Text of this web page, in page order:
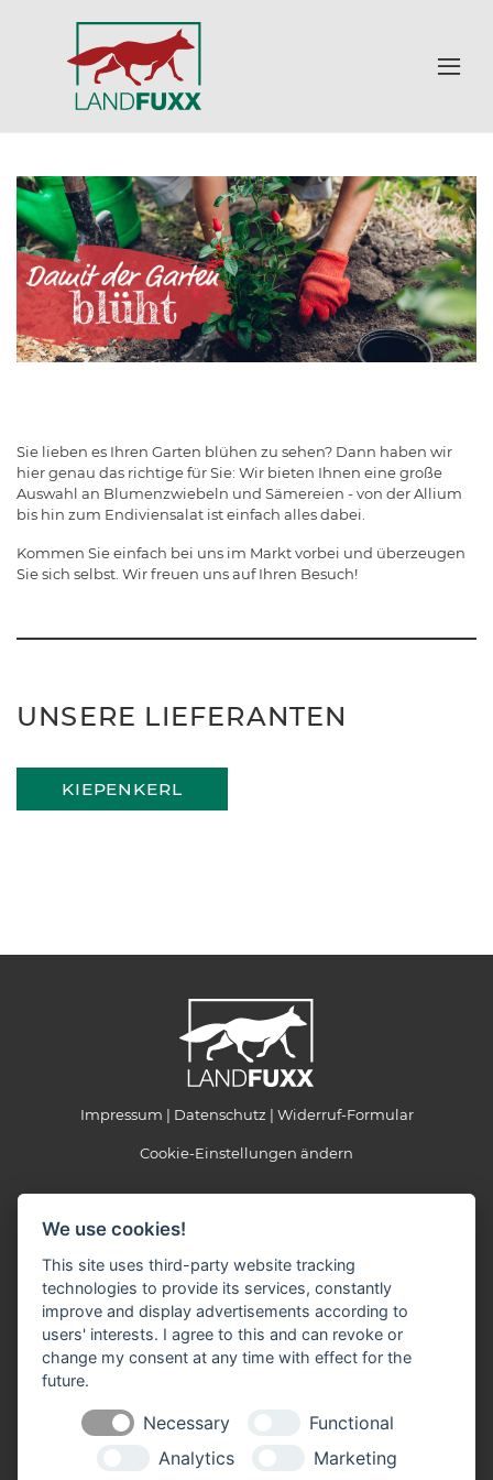
Sie lieben es Ihren Garten blühen zu sehen? Dann haben wir
hier genau das richtige für Sie: Wir bieten Ihnen eine große
Auswahl an Blumenzwiebeln und Sämereien - von der Allium
bis hin zum Endiviensalat ist einfach alles dabei.
Kommen Sie einfach bei uns im Markt vorbei und überzeugen
Sie sich selbst. Wir freuen uns auf Ihren Besuch!
UNSERE LIEFERANTEN
KIEPENKERL
Impressum Datenschutz Widerruf-Formular
Cookie-Einstellungen ändern
Hopfenoher Straße 40
Telefon: 09643 300757
Telefax: 09643 300686
E-Mail:info(at)landfuxx-regn.de
Öffnungszeiten:
Montag - Freitag: 09:00 - 12:30 Uhr - 14:00 - 18:00 Uhr
Ab Juni ist Mittwoch Nachmittag unser Landfuxx Markt
geschlossen.
Samstag: 09:00 - 12:30 Uhr
We use cookies!
This site uses third-party website tracking
technologies to provide its services, constantly
improve and display advertisements according to
users' interests. I agree to this and can revoke or
change my consent at any time with effect for the
future.
Necessary
Functional
Analytics
Marketing